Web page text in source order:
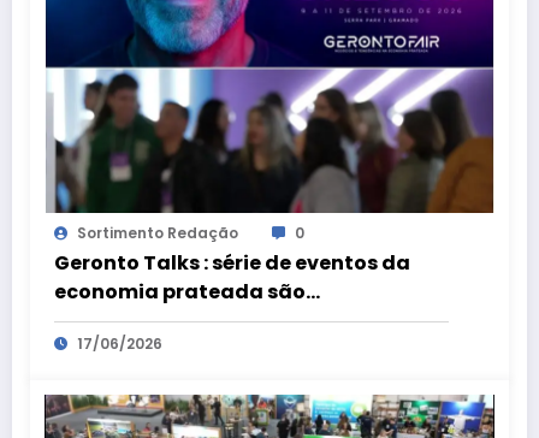
Sortimento Redação 0
Geronto Talks : série de eventos da
economia prateada são
preparatórios para a Geronto Fair
17/06/2026